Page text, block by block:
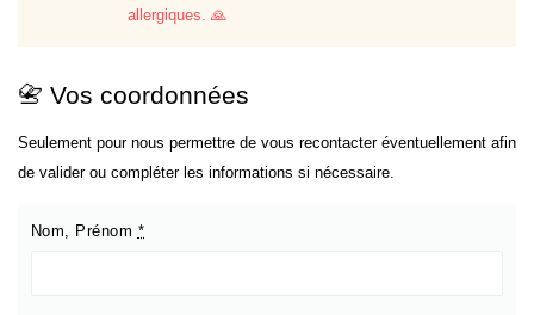
allergiques. 🙏
📇 Vos coordonnées
Seulement pour nous permettre de vous recontacter éventuellement afin
de valider ou compléter les informations si nécessaire.
Nom, Prénom *